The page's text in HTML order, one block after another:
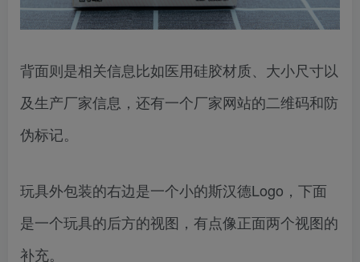
背面则是相关信息比如医用硅胶材质、大小尺寸以
及生产厂家信息，还有一个厂家网站的二维码和防
伪标记。
玩具外包装的右边是一个小的斯汉德Logo，下面
是一个玩具的后方的视图，有点像正面两个视图的
补充。